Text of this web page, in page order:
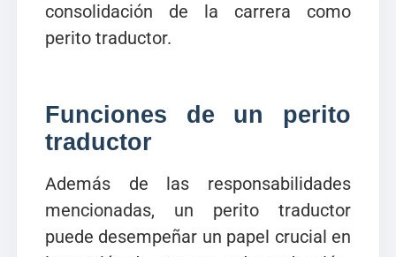
consolidación de la carrera como
perito traductor.
Funciones de un perito
traductor
Además de las responsabilidades
mencionadas, un perito traductor
puede desempeñar un papel crucial en